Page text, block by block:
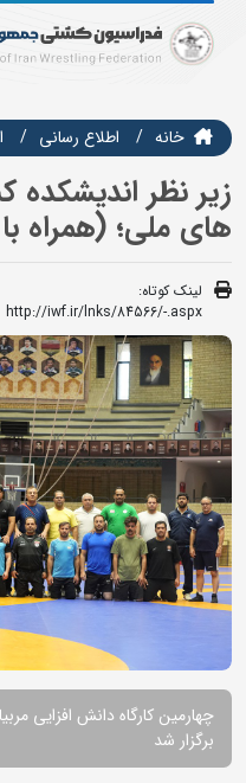
خانه اطلاع رسانی
زیر نظر
های ملی؛ (همراه
لینک کوتاه:
http://iwf.ir/lnks/84566/-.aspx
چهارمین کارگاه دانش افزایی
برگزار شد